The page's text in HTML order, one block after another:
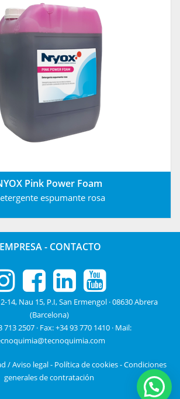
Pink Power Foam
espumante rosa
EMPRESA- CONTACTO
14, Nau 15, P.I, San Ermengol · 08630 Abrera
(Barcelona)
713 2507 · Fax: +34 93 770 1410 · Mail:
/ Aviso legal- Política de cookies-Condiciones
generales de contratación